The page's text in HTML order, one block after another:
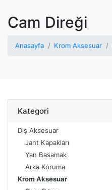
Cam Direği
Anasayfa Krom Aksesuar
Kategori
Dış Aksesuar
Jant Kapakları
Yan Basamak
Arka Koruma
Krom Aksesuar